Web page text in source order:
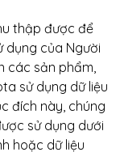
thập được để
dụng của Người
các sản phẩm,
sử dụng dữ liệu
đích này, chúng
sử dụng dưới
hoặc dữ liệu